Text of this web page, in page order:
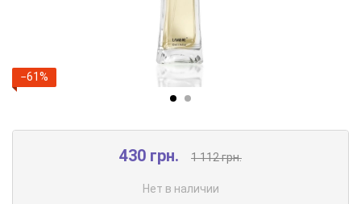
−61%
430 грн. 1 112 грн.
Нет в наличии